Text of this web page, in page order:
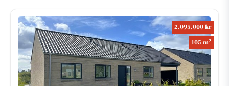
2.095.000 kr
105 m2